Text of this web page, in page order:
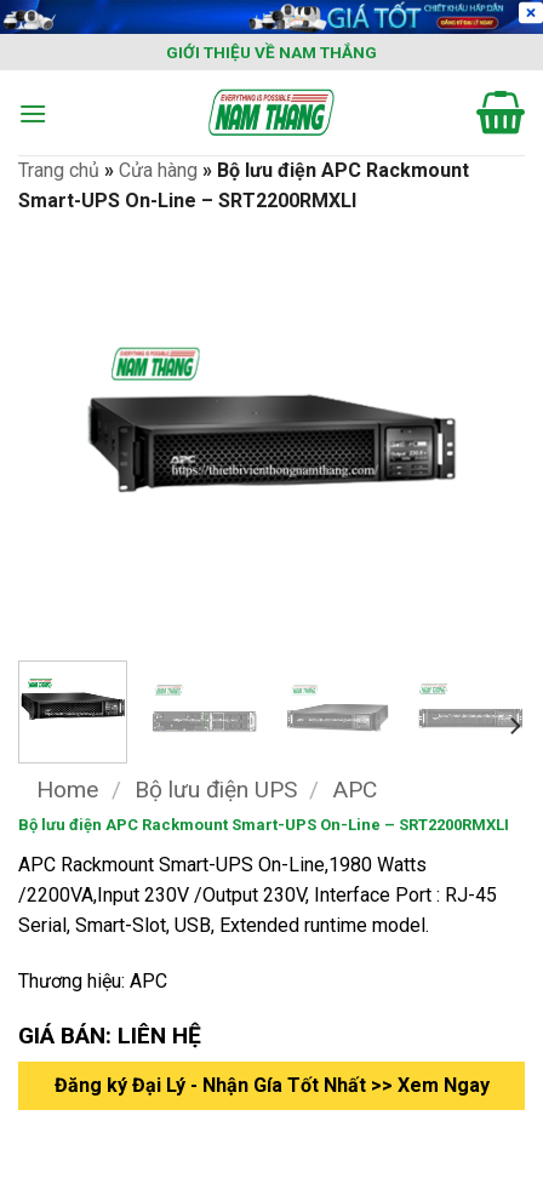
Skip
content
GIỚI THIỆU VỀ NAM THẮNG
Trang chủ » Cửa hàng » Bộ lưu điện APC Rackmount
Smart-UPS On-Line – SRT2200RMXLI
Home / Bộ lưu điện UPS / APC
Bộ lưu điện APC Rackmount Smart-UPS On-Line – SRT2200RMXLI
APC Rackmount Smart-UPS On-Line,1980 Watts
/2200VA,Input 230V /Output 230V, Interface Port : RJ-45
Serial, Smart-Slot, USB, Extended runtime model.
Thương hiệu: APC
GIÁ BÁN: LIÊN HỆ
Đăng ký Đại Lý - Nhận Gía Tốt Nhất >> Xem Ngay